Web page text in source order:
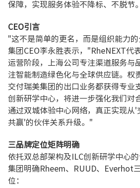
保障，实现服务体验不降标、不脱节。
CEO引言
"这不是简单的更名，而是组织能力
集团CEO李永胜表示，"RheNEXT代
运营阶段，上海公司专注渠道服务与
注智能制造绿色化与全球供应链。权
交付瑞美集团的出口业务都获得专业
创新研学中心，将进一步强化我们对
通过双城体验中心网络，真正实现从
共赢'的伙伴关系升级。"
三品牌定位矩阵明确
依托双总部架构及ILC创新研学中心
集团明确Rheem、RUUD、Everhot
位：